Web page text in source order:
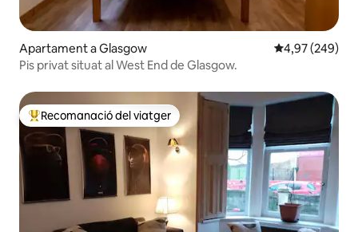
Apartament a Glasgow 4,97 de
4,97 (249)
Pis privat situat al West End de Glasgow.
Principals recomanacions dels viatgers
Recomanació del viatger